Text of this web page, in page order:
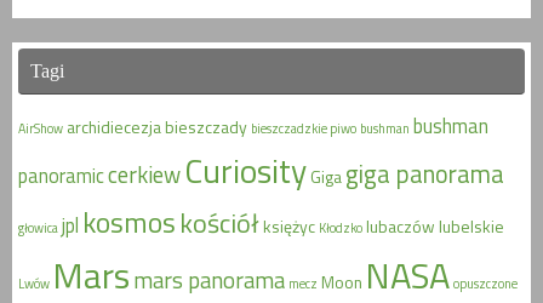
Tagi
AirShow archidiecezjabieszczady bieszczadzkie piwo bushman bushman
panoramiccerkiewCuriosityGigagiga panorama
głowicajpl kosmoskościółksiężyc Kłodzkolubaczówlubelskie
Lwów Marsmars panorama mecz Moon NASAopuszczone